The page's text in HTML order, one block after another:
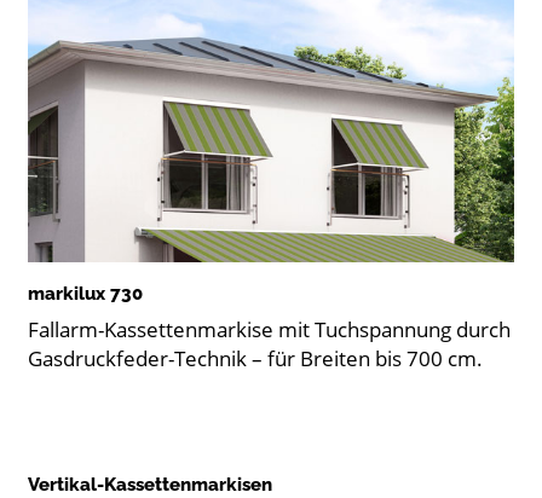
markilux 730
Fallarm-Kassettenmarkise mit Tuchspannung durch
Gasdruckfeder-Technik – für Breiten bis 700 cm.
Vertikal-Kassettenmarkisen